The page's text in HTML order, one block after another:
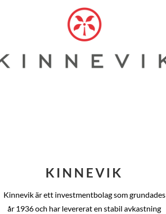
KINNEVIK
Kinnevik är ett investmentbolag som grundades
år 1936 och har levererat en stabil avkastning